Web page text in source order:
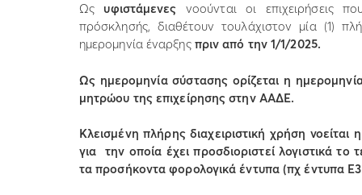
Ως υφιστάμενες νοούνται οι επιχειρήσεις
πρόσκλησής, διαθέτουν τουλάχιστον μία (1)
ημερομηνία έναρξης πριν από την 1/1/2025.
Ως ημερομηνία σύστασης ορίζεται η
μητρώου της επιχείρησης στην ΑΑΔΕ.
Κλεισμένη πλήρης διαχειριστική χρήση
για την οποία έχει προσδιοριστεί λογιστικά το
τα προσήκοντα φορολογικά έντυπα (πχ έντυπα